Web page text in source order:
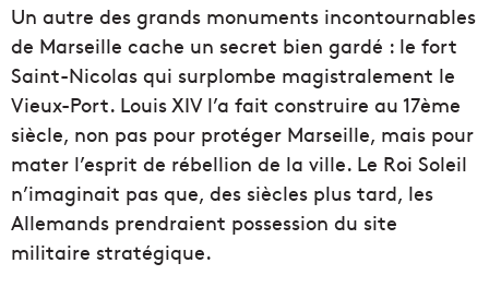
Un autre des grands monuments incontournables
de Marseille cache un secret bien gardé : le fort
Saint-Nicolas qui surplombe magistralement le
Vieux-Port. Louis XIV l’a fait construire au 17ème
siècle, non pas pour protéger Marseille, mais pour
mater l’esprit de rébellion de la ville. Le Roi Soleil
n’imaginait pas que, des siècles plus tard, les
Allemands prendraient possession du site
militaire stratégique.